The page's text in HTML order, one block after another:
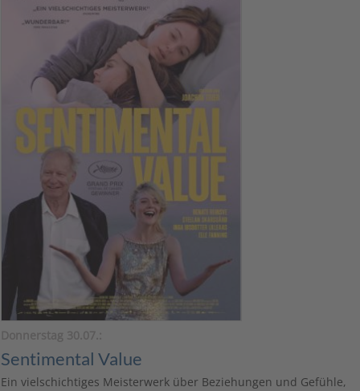
Sentimental Value
Ein vielschichtiges Meisterwerk über Beziehungen und Gefühle,